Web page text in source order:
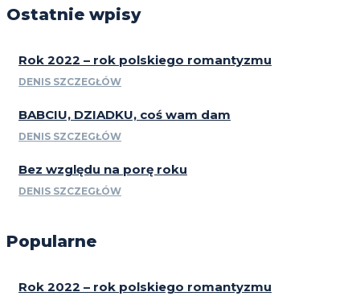
Ostatnie wpisy
Rok 2022 – rok polskiego romantyzmu
DENIS SZCZEGŁÓW
BABCIU, DZIADKU, coś wam dam
DENIS SZCZEGŁÓW
Bez względu na porę roku
DENIS SZCZEGŁÓW
Popularne
Rok 2022 – rok polskiego romantyzmu